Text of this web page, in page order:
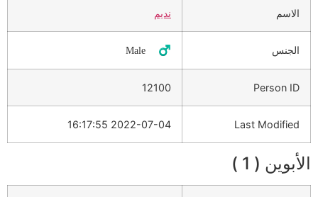
الاسم نديم
الجنس ♂️ Male
Person ID
12100
Last Modified
2022-07-04 16:17:55
الأبوين ( 1 )